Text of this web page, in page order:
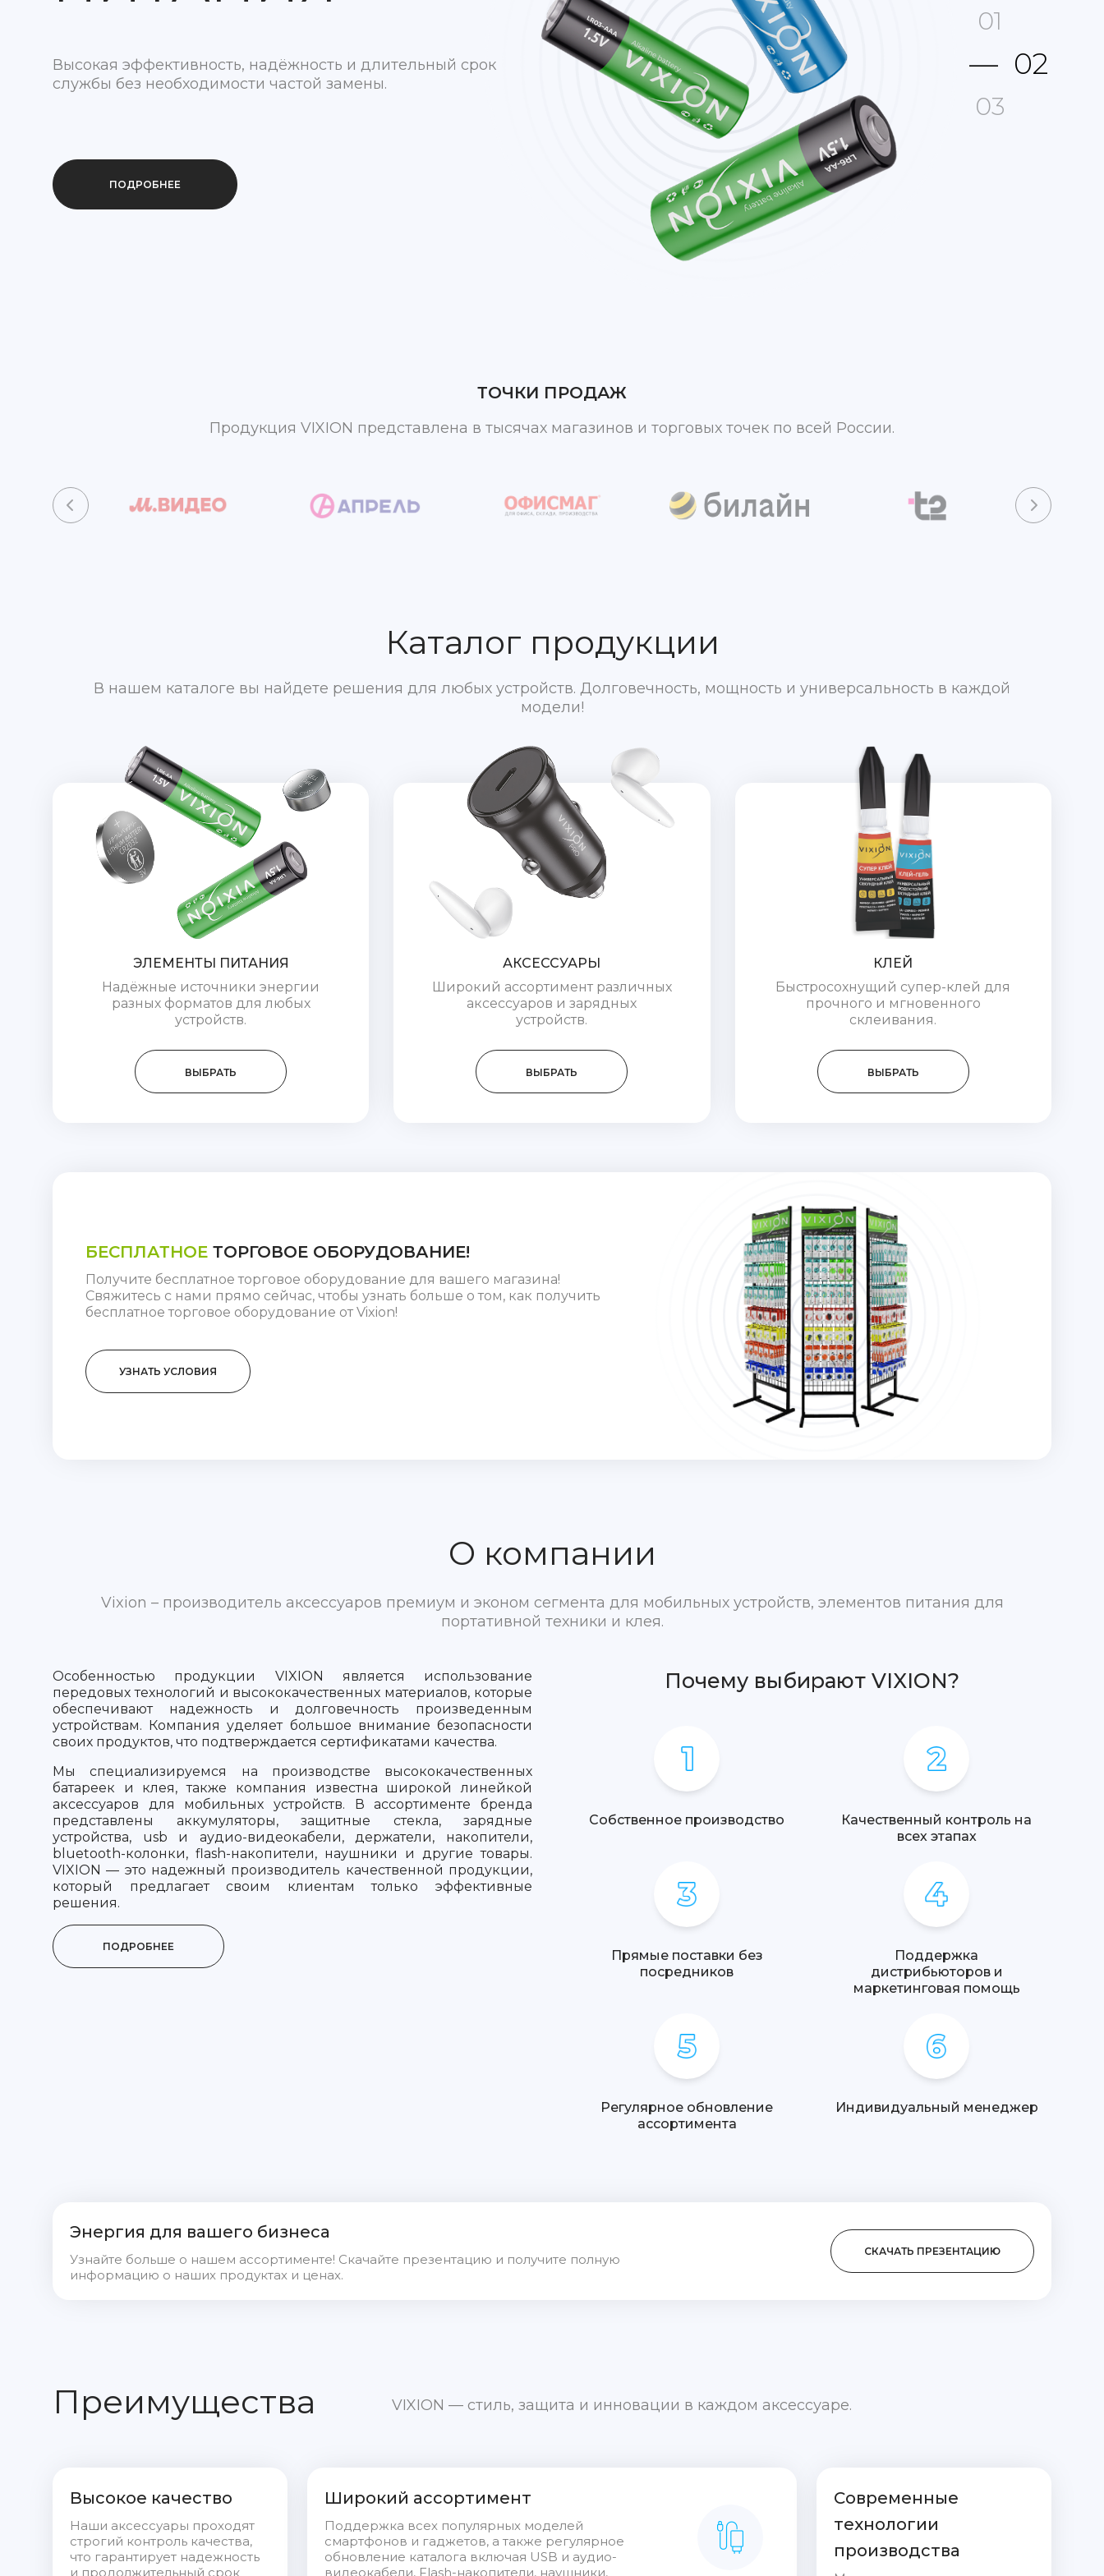
МОБИЛЬНЫХ
УСТРОЙСТВ
От компактных аксессуаров до мощных зарядных
решений — надёжность и производительность в каждой
Высокая эффективность, надёжность и длительный срок
службы без необходимости частой замены.
ПОДРОБНЕЕ
01
—
ТОЧКИ ПРОДАЖ
Продукция VIXION представлена в тысячах магазинов и торговых точек по всей России.
Каталог продукции
В нашем каталоге вы найдете решения для любых устройств. Долговечность, мощность и универсальность в каждой
модели!
ЭЛЕМЕНТЫ ПИТАНИЯ
Надёжные источники энергии
разных форматов для любых
устройств.
ВЫБРАТЬ
АКСЕССУАРЫ
Широкий ассортимент различных
аксессуаров и зарядных
устройств.
ВЫБРАТЬ
КЛЕЙ
Быстросохнущий супер-клей для
прочного и мгновенного
склеивания.
ВЫБРАТЬ
БЕСПЛАТНОЕ ТОРГОВОЕ ОБОРУДОВАНИЕ!
Получите бесплатное торговое оборудование для вашего магазина!
Свяжитесь с нами прямо сейчас, чтобы узнать больше о том, как получить
бесплатное торговое оборудование от Vixion!
УЗНАТЬ УСЛОВИЯ
О компании
Vixion – производитель аксессуаров премиум и эконом сегмента для мобильных устройств, элементов питания для
портативной техники и клея.
Особенностью продукции VIXION является использование
передовых технологий и высококачественных материалов, которые
обеспечивают надежность и долговечность произведенным
устройствам. Компания уделяет большое внимание безопасности
своих продуктов, что подтверждается сертификатами качества.
Мы специализируемся на производстве высококачественных
батареек и клея, также компания известна широкой линейкой
аксессуаров для мобильных устройств. В ассортименте бренда
представлены аккумуляторы, защитные стекла, зарядные
устройства, usb и аудио-видеокабели, держатели, накопители,
bluetooth-колонки, flash-накопители, наушники и другие товары.
VIXION — это надежный производитель качественной продукции,
который предлагает своим клиентам только эффективные
решения.
ПОДРОБНЕЕ
Почему выбирают VIXION?
Собственное производство
Качественный контроль на
всех этапах
Прямые поставки без
посредников
Поддержка
дистрибьюторов и
маркетинговая помощь
Регулярное обновление
ассортимента
Индивидуальный менеджер
Энергия для вашего бизнеса
Узнайте больше о нашем ассортименте! Скачайте презентацию и получите полную
информацию о наших продуктах и ценах.
СКАЧАТЬ ПРЕЗЕНТАЦИЮ
Преимущества VIXION — стиль, защита и инновации в каждом аксессуаре.
Высокое качество
Наши аксессуары проходят
строгий контроль качества,
что гарантирует надежность
и продолжительный срок
Широкий ассортимент
Поддержка всех популярных моделей
смартфонов и гаджетов, а также регулярное
обновление каталога включая USB и аудио-
видеокабели, Flash-накопители, наушники,
Современные
технологии
производства